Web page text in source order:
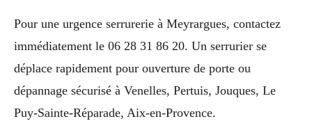
Pour une urgence serrurerie à Meyrargues, contactez
immédiatement le 06 28 31 86 20. Un serrurier se
déplace rapidement pour ouverture de porte ou
dépannage sécurisé à Venelles, Pertuis, Jouques, Le
Puy-Sainte-Réparade, Aix-en-Provence.